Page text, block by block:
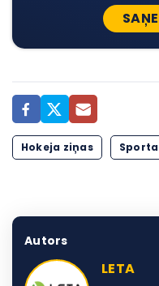
Hokeja ziņas
Autors
LETA